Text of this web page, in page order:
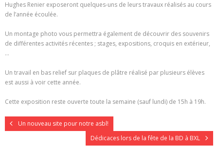
Hughes Renier exposeront quelques-uns de leurs travaux réalisés au cours
de l’année écoulée.
Un montage photo vous permettra également de découvrir des souvenirs
de différentes activités récentes ; stages, expositions, croquis en extérieur,
…
Un travail en bas relief sur plaques de plâtre réalisé par plusieurs élèves
est aussi à voir cette année.
Cette exposition reste ouverte toute la semaine (sauf lundi) de 15h à 19h.
Un nouveau site pour notre asbl!
Dédicaces lors de la fête de la BD à BXL